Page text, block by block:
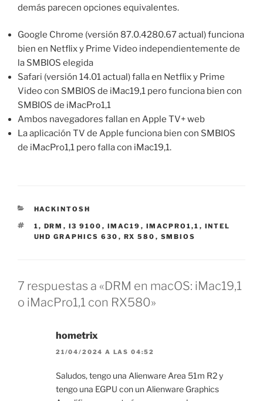
demás parecen opciones equivalentes.
Google Chrome (versión 87.0.4280.67 actual) funciona
bien en Netflix y Prime Video independientemente de
la SMBIOS elegida
Safari (versión 14.01 actual) falla en Netflix y Prime
Video con SMBIOS de iMac19,1 pero funciona bien con
SMBIOS de iMacPro1,1
Ambos navegadores fallan en Apple TV+ web
La aplicación TV de Apple funciona bien con SMBIOS
de iMacPro1,1 pero falla con iMac19,1.
CATEGORÍAS
HACKINTOSH
ETIQUETAS
1, DRM , I3 9100 , IMAC19 , IMACPRO1,1 , INTEL
UHD GRAPHICS 630 , RX 580 , SMBIOS
7 respuestas a «DRM en macOS: iMac19,1
o iMacPro1,1 con RX580»
hometrix
21/04/2024 A LAS 04:52
Saludos, tengo una Alienware Area 51m R2 y
tengo una EGPU con un Alienware Graphics